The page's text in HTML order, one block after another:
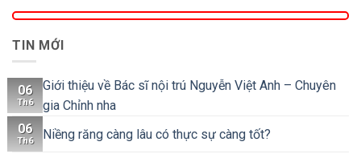
TIN MỚI
06
Th6
Giới thiệu về Bác sĩ nội trú Nguyễn Việt Anh – Chuyên
gia Chỉnh nha
06
Th6 Niềng răng càng lâu có thực sự càng tốt?